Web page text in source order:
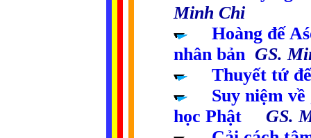
Minh Chi
Hoàng đế
nhân bản GS.
Thuyết tứ đế
Suy niệm
học Phật GS.